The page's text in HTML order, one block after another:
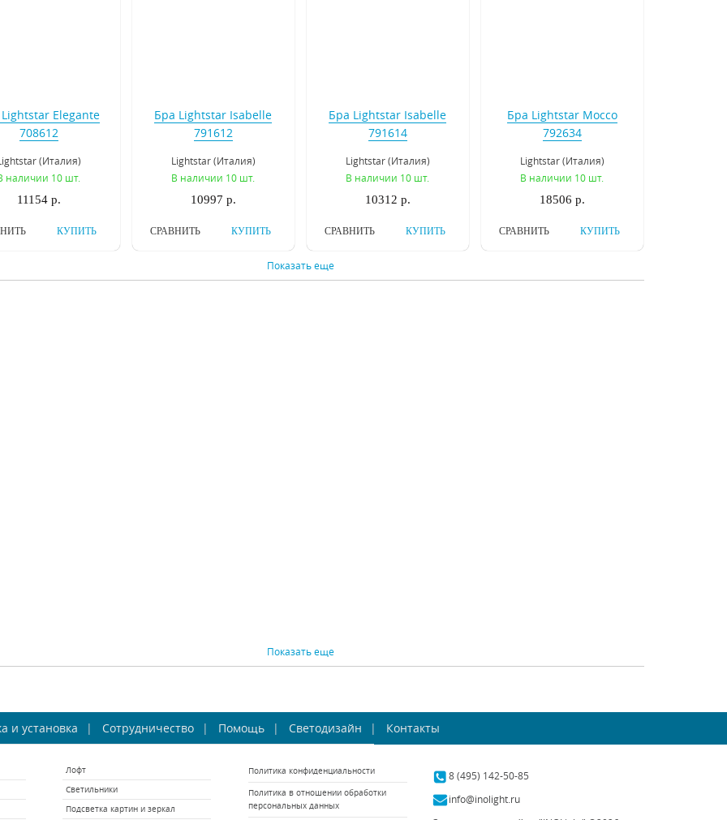
Elegante
708612
(Италия)
наличии 10 шт.
11154 р.
КУПИТЬ
Бра Lightstar Isabelle
791612
Lightstar (Италия)
В наличии 10 шт.
10997 р.
КУПИТЬ
СРАВНИТЬ
Бра Lightstar Isabelle
791614
Lightstar (Италия)
В наличии 10 шт.
10312 р.
КУПИТЬ
СРАВНИТЬ
Бра Lightstar Mocco
792634
Lightstar (Италия)
В наличии 10 шт.
18506 р.
КУПИТЬ
СРАВНИТЬ
Champa Blu
698625
В наличии 3 шт.
Бра Osgona Classic
700622
В наличии 10 шт.
Бра Osgona Stregaro
694612
В наличии 10 шт.
12221 р.
Бра Osgona Stregaro
В наличии 10 шт.
Показать еще
Показать еще
и установка Сотрудничество Помощь Светодизайн Контакты
Лофт
Светильники
Подсветка картин и зеркал
Политика конфиденциальности
Политика в отношении обработки
персональных данных
8 (495) 142-50-85
info@inolight.ru